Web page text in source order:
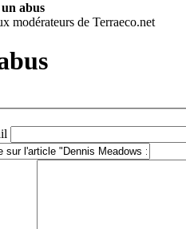
abus
modérateurs de Terraeco.net